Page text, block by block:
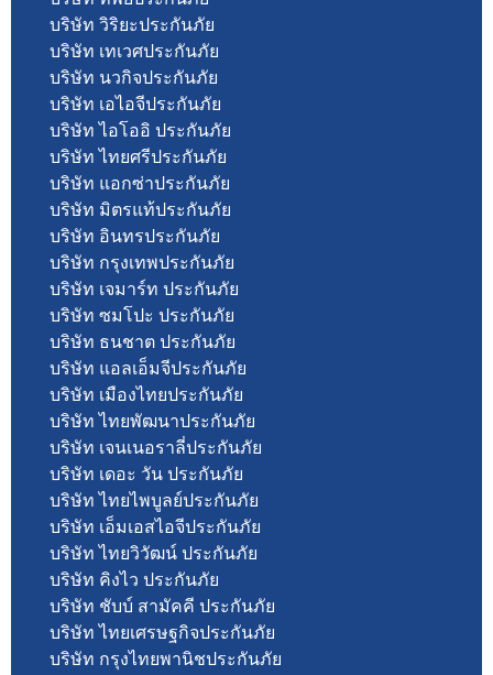
บริษัท วิริยะประกันภัย
บริษัท เทเวศประกันภัย
บริษัท นวกิจประกันภัย
บริษัท เอไอจีประกันภัย
บริษัท ไอโออิ ประกันภัย
บริษัท ไทยศรีประกันภัย
บริษัท แอกซ่าประกันภัย
บริษัท มิตรแท้ประกันภัย
บริษัท อินทรประกันภัย
บริษัท กรุงเทพประกันภัย
บริษัท เจมาร์ท ประกันภัย
บริษัท ซมโปะ ประกันภัย
บริษัท ธนชาต ประกันภัย
บริษัท แอลเอ็มจีประกันภัย
บริษัท เมืองไทยประกันภัย
บริษัท ไทยพัฒนาประกันภัย
บริษัท เจนเนอราลี่ประกันภัย
บริษัท เดอะ วัน ประกันภัย
บริษัท ไทยไพบูลย์ประกันภัย
บริษัท เอ็มเอสไอจีประกันภัย
บริษัท ไทยวิวัฒน์ ประกันภัย
บริษัท คิงไว ประกันภัย
บริษัท ชับบ์ สามัคคี ประกันภัย
บริษัท ไทยเศรษฐกิจประกันภัย
บริษัท กรุงไทยพานิชประกันภัย